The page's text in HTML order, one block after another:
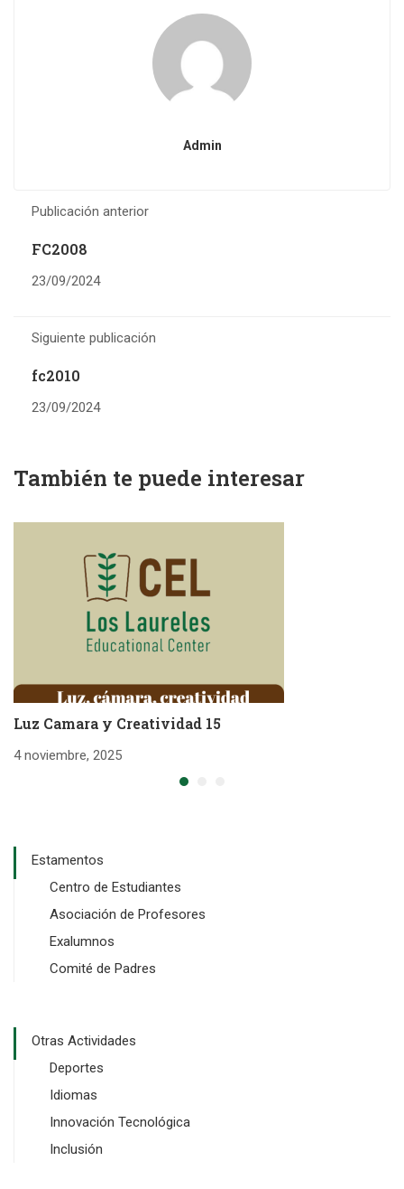
Admin
Publicación anterior
FC2008
23/09/2024
Siguiente publicación
fc2010
23/09/2024
También te puede interesar
Luz Camara y Creatividad 15
4 noviembre, 2025
Estamentos
Centro de Estudiantes
Asociación de Profesores
Exalumnos
Comité de Padres
Otras Actividades
Deportes
Idiomas
Innovación Tecnológica
Inclusión